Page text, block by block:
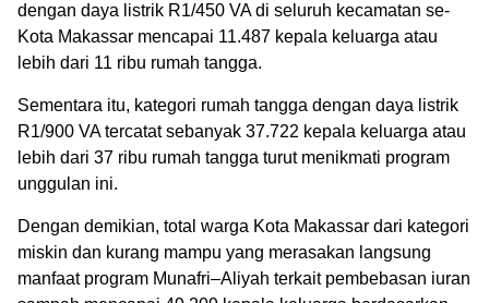
dengan daya listrik R1/450 VA di seluruh kecamatan se-
Kota Makassar mencapai 11.487 kepala keluarga atau
lebih dari 11 ribu rumah tangga.
Sementara itu, kategori rumah tangga dengan daya listrik
R1/900 VA tercatat sebanyak 37.722 kepala keluarga atau
lebih dari 37 ribu rumah tangga turut menikmati program
unggulan ini.
Dengan demikian, total warga Kota Makassar dari kategori
miskin dan kurang mampu yang merasakan langsung
manfaat program Munafri–Aliyah terkait pembebasan iuran